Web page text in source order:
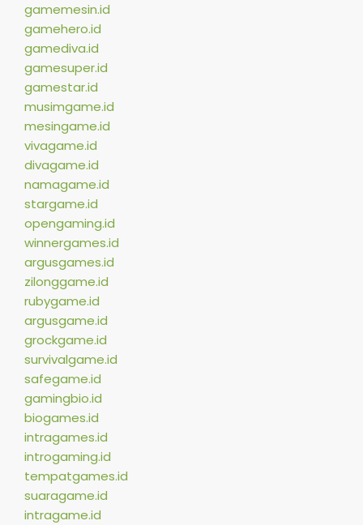
gamemesin.id
gamehero.id
gamediva.id
gamesuper.id
gamestar.id
musimgame.id
mesingame.id
vivagame.id
divagame.id
namagame.id
stargame.id
opengaming.id
winnergames.id
argusgames.id
zilonggame.id
rubygame.id
argusgame.id
grockgame.id
survivalgame.id
safegame.id
gamingbio.id
biogames.id
intragames.id
introgaming.id
tempatgames.id
suaragame.id
intragame.id